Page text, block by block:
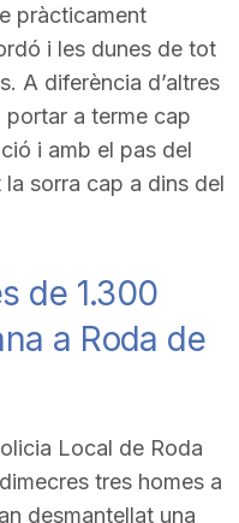
pràcticament
i les dunes de tot
A diferència d’altres
a terme cap
i amb el pas del
sorra cap a dins del
de 1.300
a Roda de
Local de Roda
tres homes a
desmantellat una